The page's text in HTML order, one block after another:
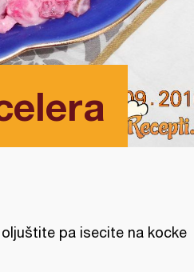
pa isecite na kocke